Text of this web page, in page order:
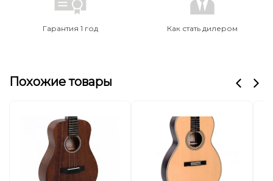
Гарантия 1 год Как стать дилером
Похожие товары